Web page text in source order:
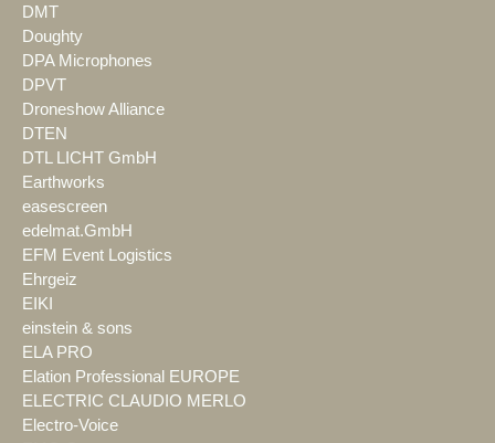
DMT
Doughty
DPA Microphones
DPVT
Droneshow Alliance
DTEN
DTL LICHT GmbH
Earthworks
easescreen
edelmat.GmbH
EFM Event Logistics
Ehrgeiz
EIKI
einstein & sons
ELA PRO
Elation Professional EUROPE
ELECTRIC CLAUDIO MERLO
Electro-Voice